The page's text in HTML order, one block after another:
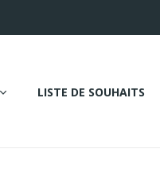
LISTE DE SOUHAITS